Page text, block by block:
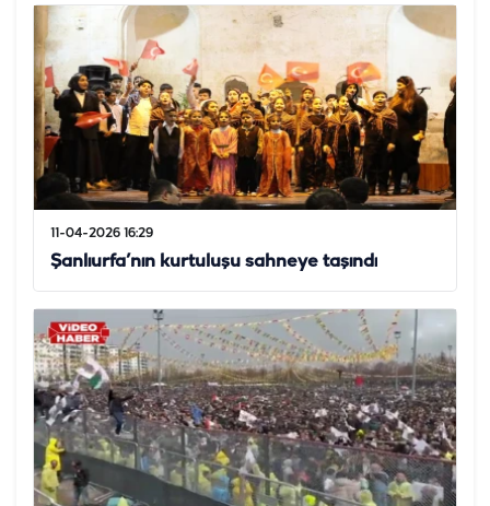
11-04-2026 16:29
Şanlıurfa’nın kurtuluşu sahneye taşındı